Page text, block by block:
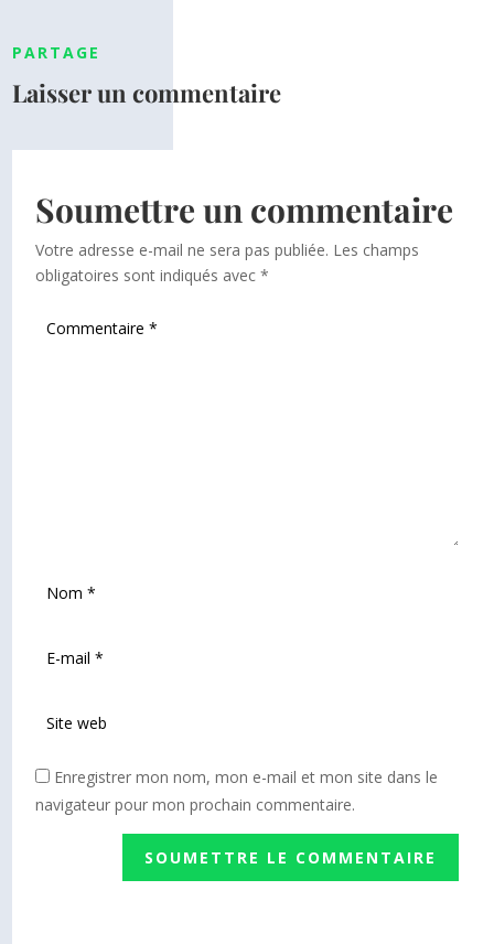
PARTAGE
Laisser un commentaire
Soumettre un commentaire
Votre adresse e-mail ne sera pas publiée. Les champs
obligatoires sont indiqués avec*
Enregistrer mon nom, mon e-mail et mon site dans le
navigateur pour mon prochain commentaire.
SOUMETTRE LE COMMENTAIRE